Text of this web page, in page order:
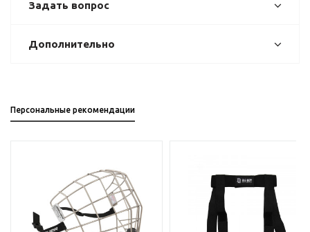
Задать вопрос
Дополнительно
Персональные рекомендации